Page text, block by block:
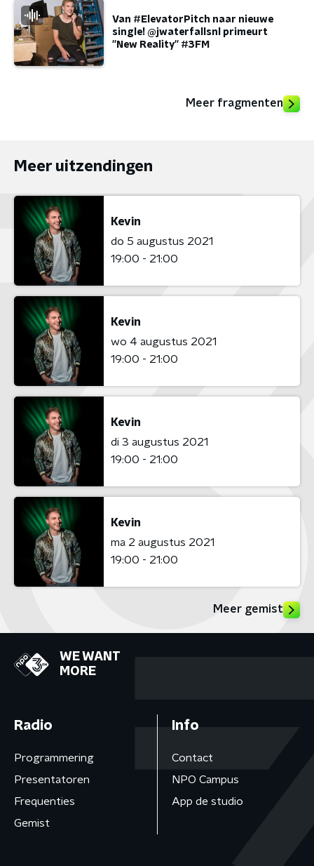
Van #ElevatorPitch naar nieuwe
single! @jwaterfallsnl primeurt
''New Reality'' #3FM
Meer fragmenten
Meer uitzendingen
Kevin
do 5 augustus 2021
19:00 - 21:00
Kevin
wo 4 augustus 2021
19:00 - 21:00
Kevin
di 3 augustus 2021
19:00 - 21:00
Kevin
ma 2 augustus 2021
19:00 - 21:00
Meer gemist
WE WANT
MORE
Radio
Programmering
Presentatoren
Frequenties
Gemist
Info
Contact
NPO Campus
App de studio